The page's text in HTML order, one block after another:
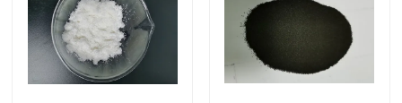
Viaje de la fábrica
Control de calidad